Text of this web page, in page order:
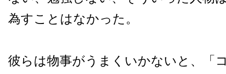
為すことはなかった。
彼らは物事がうまくいかないと、「